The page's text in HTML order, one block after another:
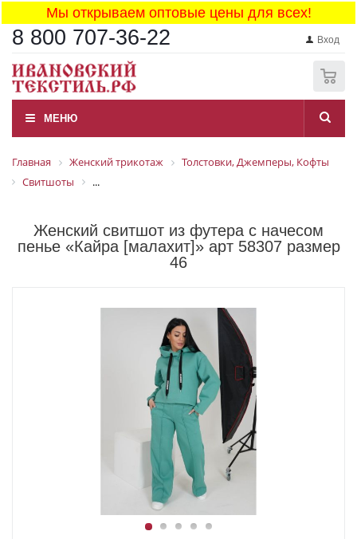
Мы открываем оптовые цены для всех!
8 800 707-36-22 Вход
МЕНЮ
Главная Женский трикотаж
Толстовки, Джемперы, Кофты
Свитшоты
...
Женский свитшот из футера с начесом
пенье «Кайра [малахит]» арт 58307 размер
46